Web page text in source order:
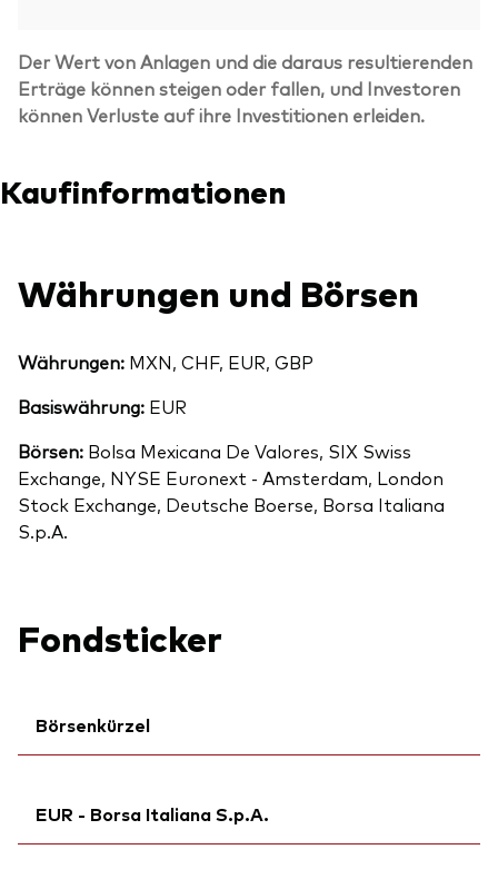
Der Wert von Anlagen und die daraus resultierenden
Erträge können steigen oder fallen, und Investoren
können Verluste auf ihre Investitionen erleiden.
Kaufinformationen
Währungen und Börsen
Währungen: MXN, CHF, EUR, GBP
Basiswährung: EUR
Börsen: Bolsa Mexicana De Valores, SIX Swiss
Exchange, NYSE Euronext - Amsterdam, London
Stock Exchange, Deutsche Boerse, Borsa Italiana
S.p.A.
Fondsticker
Börsenkürzel
Bloomberg:V3DA GY
EUR - Borsa Italiana S.p.A.